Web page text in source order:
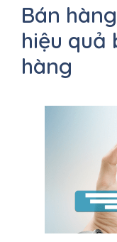
Bán
hiệu quả
hàng